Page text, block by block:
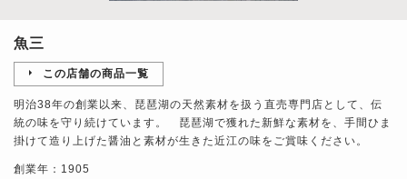
魚三
この店舗の商品一覧
明治38年の創業以来、琵琶湖の天然素材を扱う直売専門店として、伝
統の味を守り続けています。 琵琶湖で獲れた新鮮な素材を、手間ひま
掛けて造り上げた醤油と素材が生きた近江の味をご賞味ください。
創業年：1905